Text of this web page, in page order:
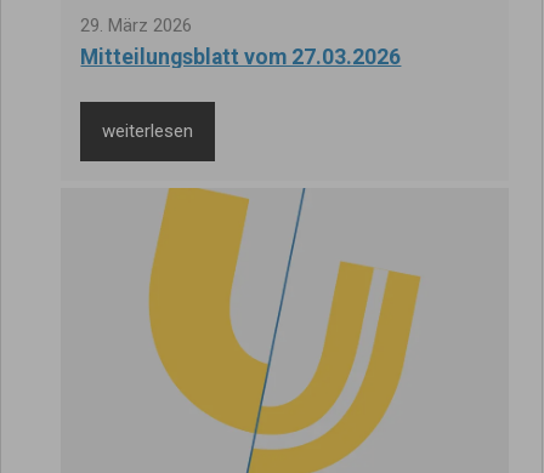
29. März 2026
Mitteilungsblatt vom 27.03.2026
weiterlesen